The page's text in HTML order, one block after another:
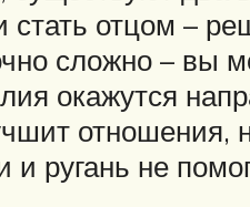
отцом –
сложно – вы
окажутся
отношения,
и ругань не